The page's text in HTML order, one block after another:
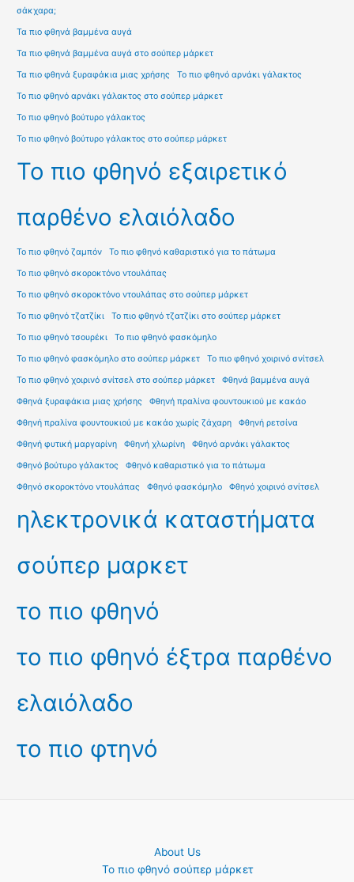
σάκχαρα;
Τα πιο φθηνά βαμμένα αυγά
Τα πιο φθηνά βαμμένα αυγά στο σούπερ μάρκετ
Τα πιο φθηνά ξυραφάκια μιας χρήσης Το πιο φθηνό αρνάκι γάλακτος
Το πιο φθηνό αρνάκι γάλακτος στο σούπερ μάρκετ
Το πιο φθηνό βούτυρο γάλακτος
Το πιο φθηνό βούτυρο γάλακτος στο σούπερ μάρκετ
Το πιο φθηνό εξαιρετικό
παρθένο ελαιόλαδο
Το πιο φθηνό ζαμπόν Το πιο φθηνό καθαριστικό για το πάτωμα
Το πιο φθηνό σκοροκτόνο ντουλάπας
Το πιο φθηνό σκοροκτόνο ντουλάπας στο σούπερ μάρκετ
Το πιο φθηνό τζατζίκι Το πιο φθηνό τζατζίκι στο σούπερ μάρκετ
Το πιο φθηνό τσουρέκι Το πιο φθηνό φασκόμηλο
Το πιο φθηνό φασκόμηλο στο σούπερ μάρκετ Το πιο φθηνό χοιρινό σνίτσελ
Το πιο φθηνό χοιρινό σνίτσελ στο σούπερ μάρκετ Φθηνά βαμμένα αυγά
Φθηνά ξυραφάκια μιας χρήσης Φθηνή πραλίνα φουντουκιού με κακάο
Φθηνή πραλίνα φουντουκιού με κακάο χωρίς ζάχαρη Φθηνή ρετσίνα
Φθηνή φυτική μαργαρίνη Φθηνή χλωρίνη Φθηνό αρνάκι γάλακτος
Φθηνό βούτυρο γάλακτος Φθηνό καθαριστικό για το πάτωμα
Φθηνό σκοροκτόνο ντουλάπας Φθηνό φασκόμηλο Φθηνό χοιρινό σνίτσελ
ηλεκτρονικά καταστήματα
σούπερ μαρκετ
το πιο φθηνό
το πιο φθηνό έξτρα παρθένο
ελαιόλαδο
το πιο φτηνό
About Us
Το πιο φθηνό σούπερ μάρκετ